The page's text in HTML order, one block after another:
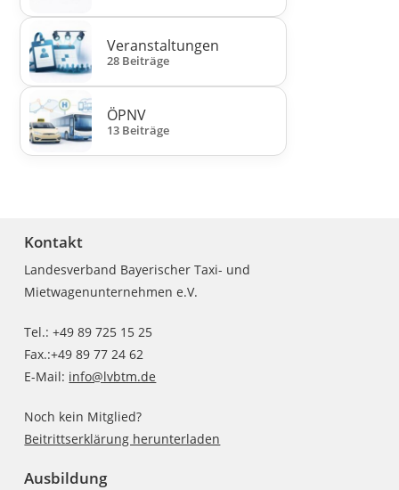
Veranstaltungen
28 Beiträge
ÖPNV
13 Beiträge
Kontakt
Landesverband Bayerischer Taxi- und
Mietwagenunternehmen e.V.
Tel.: +49 89 725 15 25
Fax.:+49 89 77 24 62
E-Mail: info@lvbtm.de
Noch kein Mitglied?
Beitrittserklärung herunterladen
Ausbildung